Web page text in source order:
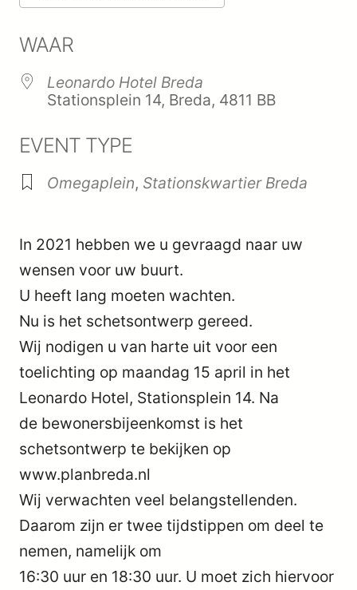
WAAR
Leonardo Hotel Breda
Stationsplein 14, Breda, 4811 BB
EVENT TYPE
Omegaplein, Stationskwartier Breda
In 2021 hebben we u gevraagd naar uw
wensen voor uw buurt.
U heeft lang moeten wachten.
Nu is het schetsontwerp gereed.
Wij nodigen u van harte uit voor een
toelichting op maandag 15 april in het
Leonardo Hotel, Stationsplein 14. Na
de bewonersbijeenkomst is het
schetsontwerp te bekijken op
www.planbreda.nl
Wij verwachten veel belangstellenden.
Daarom zijn er twee tijdstippen om deel te
nemen, namelijk om
16:30 uur en 18:30 uur. U moet zich hiervoor